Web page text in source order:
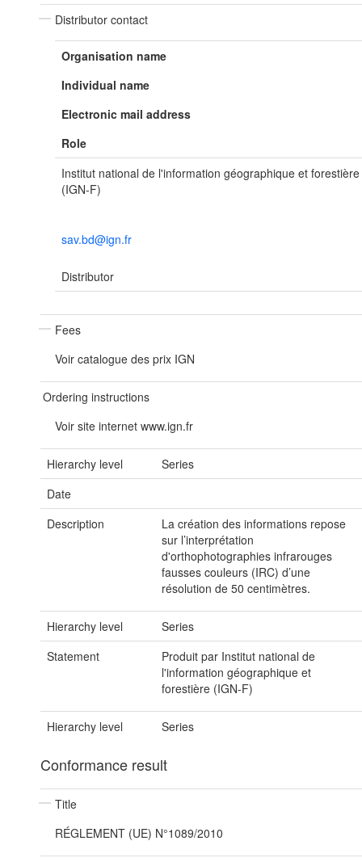
Distributor contact
Organisation name
Individual name
Electronic mail address
Role
Institut national de l'information géographique et forestière
(IGN-F)
sav.bd@ign.fr
Distributor
Fees
Voir catalogue des prix IGN
Ordering instructions
Voir site internet www.ign.fr
Hierarchy level
Series
Date
Description
La création des informations repose
sur l’interprétation
d'orthophotographies infrarouges
fausses couleurs (IRC) d’une
résolution de 50 centimètres.
Hierarchy level
Series
Statement
Produit par Institut national de
l'information géographique et
forestière (IGN-F)
Hierarchy level Series
Conformance result
Title
RÉGLEMENT (UE) N°1089/2010